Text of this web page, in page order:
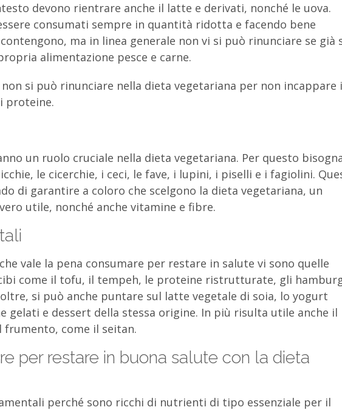
devono rientrare anche il latte e derivati, nonché le uova.
consumati sempre in quantità ridotta e facendo bene
ma in linea generale non vi si può rinunciare se già
alimentazione pesce e carne.
non si può rinunciare nella dieta vegetariana per non incappare
proteine.
un ruolo cruciale nella dieta vegetariana. Per questo
le cicerchie, i ceci, le fave, i lupini, i piselli e i fagiolini.
di garantire a coloro che scelgono la dieta vegetariana, un
utile, nonché anche vitamine e fibre.
vale la pena consumare per restare in salute vi sono quelle
come il tofu, il tempeh, le proteine ristrutturate, gli
si può anche puntare sul latte vegetale di soia, lo yogurt
gelati e dessert della stessa origine. In più risulta utile anche il
frumento, come il seitan.
per restare in buona salute con la dieta
perché sono ricchi di nutrienti di tipo essenziale per il